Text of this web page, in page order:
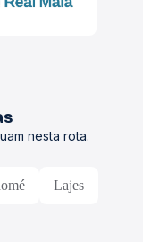
nesta rota.
Lajes